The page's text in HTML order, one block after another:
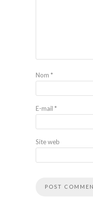
Nom *
E-mail *
Site web